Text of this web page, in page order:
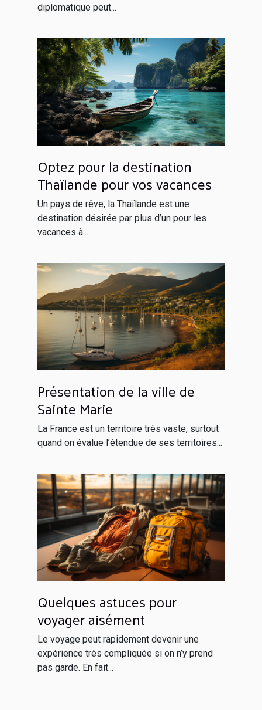
diplomatique peut...
Optez pour la destination
Thaïlande pour vos vacances
Un pays de rêve, la Thaïlande est une
destination désirée par plus d’un pour les
vacances à...
Présentation de la ville de
Sainte Marie
La France est un territoire très vaste, surtout
quand on évalue l’étendue de ses territoires...
Quelques astuces pour
voyager aisément
Le voyage peut rapidement devenir une
expérience très compliquée si on n’y prend
pas garde. En fait...